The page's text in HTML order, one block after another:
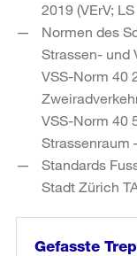
2019 (VErV;
Normen des
Strassen- und
VSS-Norm 40
VSS-Norm 40
Strassenraum
Standards
Stadt Zürich
Gefasste